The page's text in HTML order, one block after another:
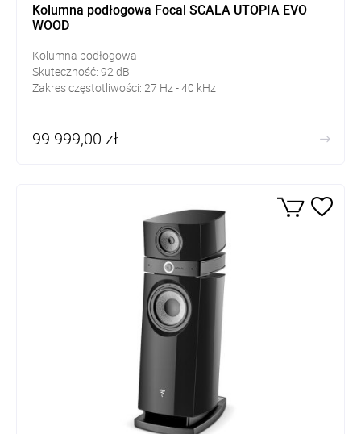
Kolumna podłogowa Focal SCALA UTOPIA EVO
WOOD
Kolumna podłogowa
Skuteczność: 92dB
Zakres częstotliwości: 27 Hz - 40 kHz
99 999,00 zł